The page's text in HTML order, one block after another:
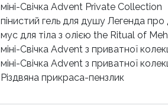
міні-Свічка Advent Private Collection
пінистий гель для душу Легенда
мус для тіла з олією the Ritual of
міні-Свічка Advent з приватної
міні-Свічка Advent з приватної
Різдвяна прикраса-пензлик